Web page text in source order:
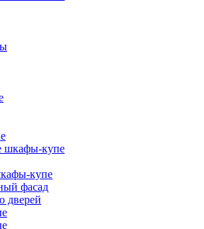
шкафы-купе
купе
фасад
дверей